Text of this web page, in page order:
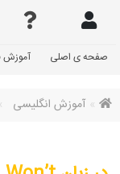
صفحه ی اصلی آموزش
آموزش انگلیسی